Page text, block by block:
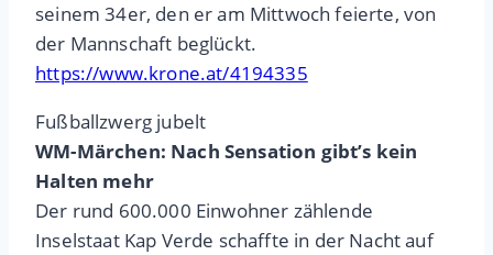
seinem 34er, den er am Mittwoch feierte, von
der Mannschaft beglückt.
https://www.krone.at/4194335
Fußballzwerg jubelt
WM-Märchen: Nach Sensation gibt’s kein
Halten mehr
Der rund 600.000 Einwohner zählende
Inselstaat Kap Verde schaffte in der Nacht auf